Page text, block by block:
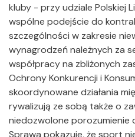
kluby - przy udziale Polskiej
wspólne podejście do
szczególności w zakresie
wynagrodzeń należnych za
współpracy na zbliżonych
Ochrony Konkurencji i
skoordynowane działania
rywalizują ze sobą także o
niedozwolone porozumienie
Sprawa pokazuje, że sport